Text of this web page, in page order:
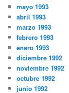
mayo 1993
abril 1993
marzo 1993
febrero 1993
enero 1993
diciembre 1992
noviembre 1992
octubre 1992
junio 1992